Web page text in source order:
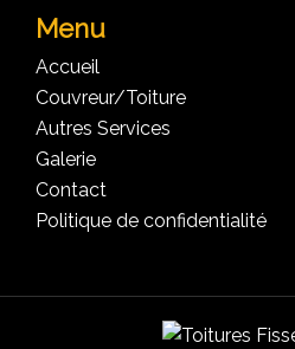
Menu
Accueil
Couvreur/Toiture
Autres Services
Galerie
Contact
Politique de confidentialité